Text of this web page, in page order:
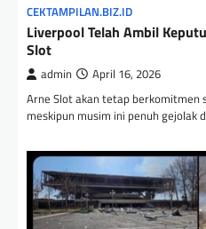
CEKTAMPILAN.BIZ.ID
Liverpool Telah Ambil
Slot
admin April 16, 2026
Arne Slot akan tetap berkomitmen
meskipun musim ini penuh gejolak